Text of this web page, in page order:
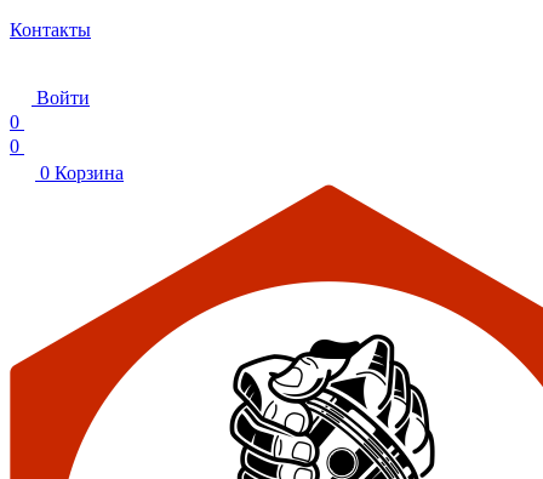
Контакты
Войти
0
0
0 Корзина